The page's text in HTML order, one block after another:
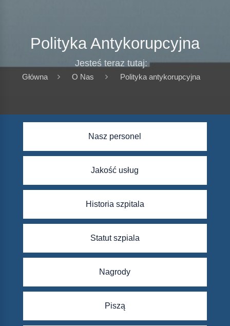
Polityka Antykorupcyjna
Jesteś teraz tutaj:
Główna O Nas Polityka antykorupcyjna
Nasz personel
Jakość usług
Historia szpitala
Statut szpiala
Nagrody
Piszą